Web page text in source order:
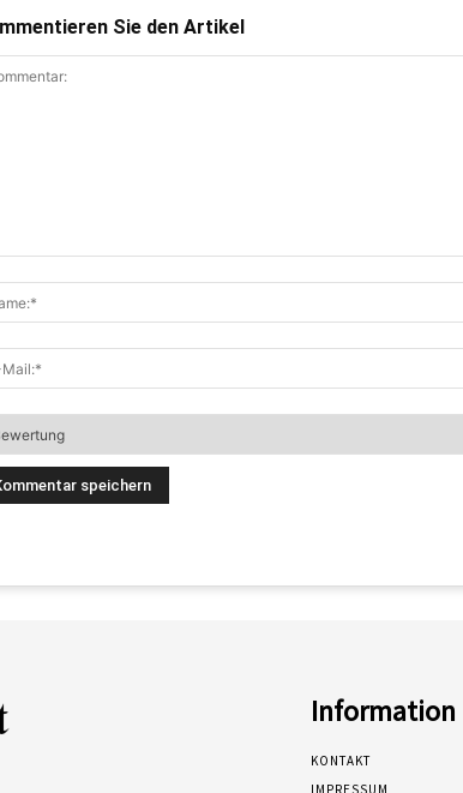
Sie den Artikel
Information
KONTAKT
IMPRESSUM